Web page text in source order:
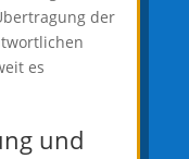
der
es
und